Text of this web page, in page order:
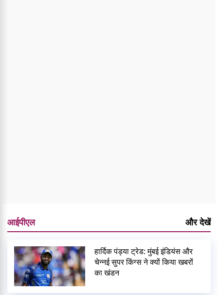
आईपीएल और देखें
हार्दिक पंड्या ट्रेड: मुंबई इंडियंस और
चेन्नई सुपर किंग्स ने क्यों किया खबरों
का खंडन